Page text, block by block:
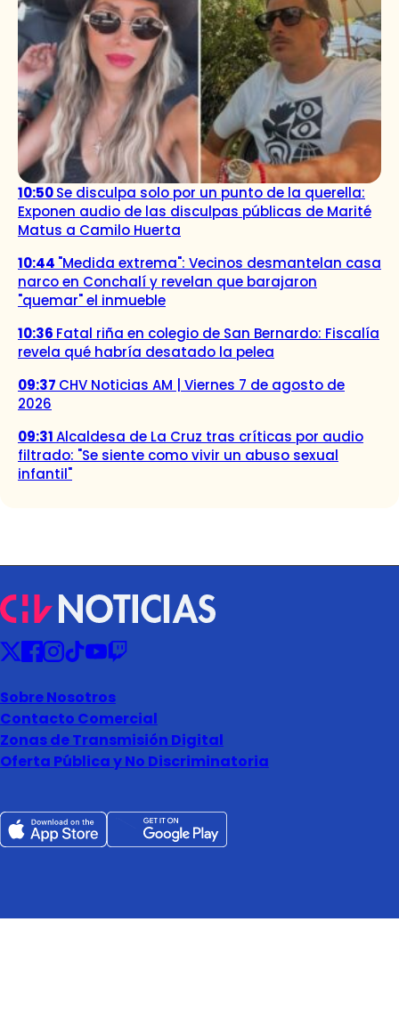
10:50Se disculpa solo por un punto de la querella:
Exponen audio de las disculpas públicas de Marité
Matus a Camilo Huerta
10:44 "Medida extrema": Vecinos desmantelan casa
narco en Conchalí y revelan que barajaron
"quemar" el inmueble
10:36 Fatal riña en colegio de San Bernardo: Fiscalía
revela qué habría desatado la pelea
09:37 CHV Noticias AM | Viernes 7 de agosto de
2026
09:31Alcaldesa de La Cruz tras críticas por audio
filtrado: "Se siente como vivir un abuso sexual
infantil"
Sobre Nosotros
Contacto Comercial
Zonas de Transmisión Digital
Oferta Pública y No Discriminatoria